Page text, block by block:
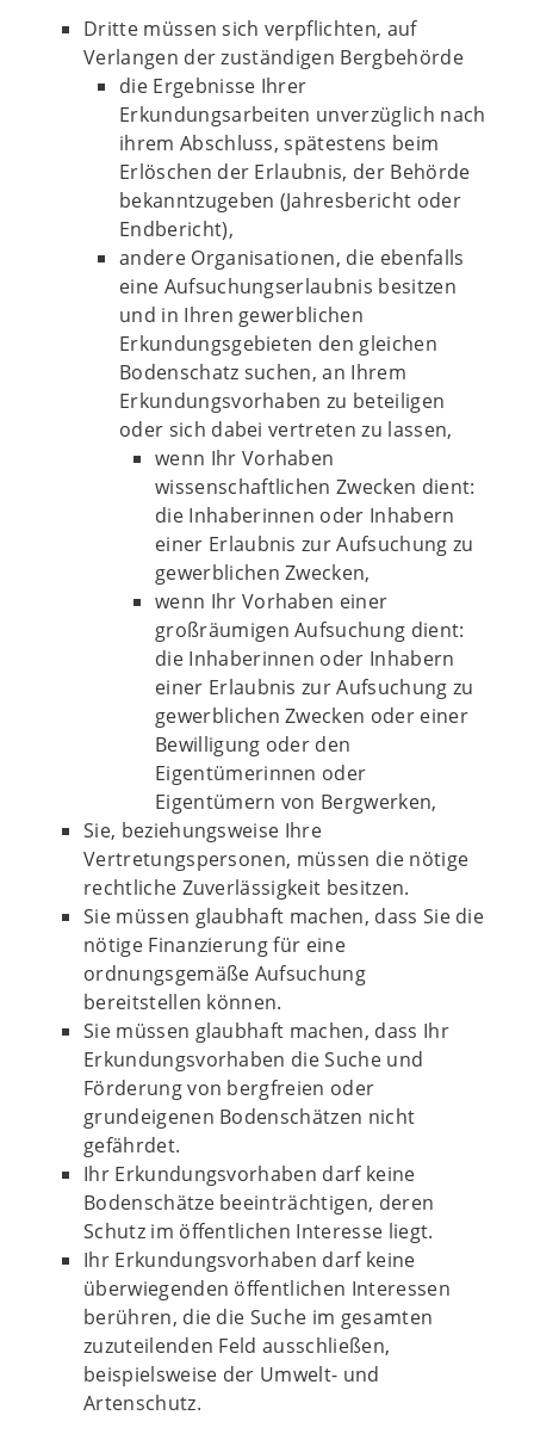
Dritte müssen sich verpflichten, auf
Verlangen der zuständigen Bergbehörde
die Ergebnisse Ihrer
Erkundungsarbeiten unverzüglich nach
ihrem Abschluss, spätestens beim
Erlöschen der Erlaubnis, der Behörde
bekanntzugeben (Jahresbericht oder
Endbericht),
andere Organisationen, die ebenfalls
eine Aufsuchungserlaubnis besitzen
und in Ihren gewerblichen
Erkundungsgebieten den gleichen
Bodenschatz suchen, an Ihrem
Erkundungsvorhaben zu beteiligen
oder sich dabei vertreten zu lassen,
wenn Ihr Vorhaben
wissenschaftlichen Zwecken dient:
die Inhaberinnen oder Inhabern
einer Erlaubnis zur Aufsuchung zu
gewerblichen Zwecken,
wenn Ihr Vorhaben einer
großräumigen Aufsuchung dient:
die Inhaberinnen oder Inhabern
einer Erlaubnis zur Aufsuchung zu
gewerblichen Zwecken oder einer
Bewilligung oder den
Eigentümerinnen oder
Eigentümern von Bergwerken,
Sie, beziehungsweise Ihre
Vertretungspersonen, müssen die nötige
rechtliche Zuverlässigkeit besitzen.
Sie müssen glaubhaft machen, dass Sie die
nötige Finanzierung für eine
ordnungsgemäße Aufsuchung
bereitstellen können.
Sie müssen glaubhaft machen, dass Ihr
Erkundungsvorhaben die Suche und
Förderung von bergfreien oder
grundeigenen Bodenschätzen nicht
gefährdet.
Ihr Erkundungsvorhaben darf keine
Bodenschätze beeinträchtigen, deren
Schutz im öffentlichen Interesse liegt.
Ihr Erkundungsvorhaben darf keine
überwiegenden öffentlichen Interessen
berühren, die die Suche im gesamten
zuzuteilenden Feld ausschließen,
beispielsweise der Umwelt- und
Artenschutz.